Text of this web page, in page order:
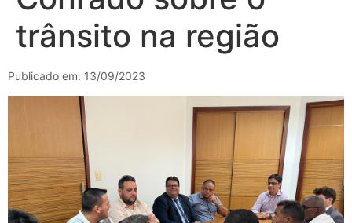
trânsito na região
Publicado em: 13/09/2023